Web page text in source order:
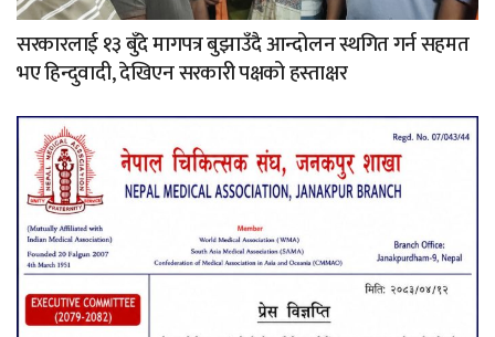
सरकारलाई १३ बुँदे मागपत्र बुझाउँदै आन्दोलन स्थगित गर्न सहमत
भए हिन्दुवादी, देखिएन सरकारी पक्षको हस्ताक्षर